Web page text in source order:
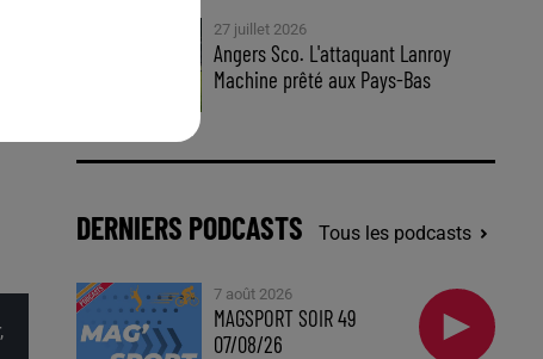
27 juillet 2026
Angers Sco. L'attaquant Lanroy
Machine prêté aux Pays-Bas
DERNIERS PODCASTS Tous les podcasts
7 août 2026
MAGSPORT SOIR 49
07/08/26